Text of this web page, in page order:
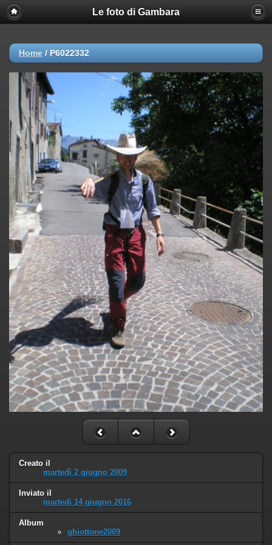
Le foto di Gambara
Home / P6022332
Creato il
martedì 2 giugno 2009
Inviato il
martedì 14 giugno 2016
Album
ghiottone2009